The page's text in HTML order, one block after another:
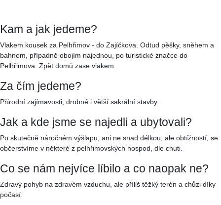
Kam a jak jedeme?
Vlakem kousek za Pelhřimov - do Zajíčkova. Odtud pěšky, sněhem a
bahnem, případně obojím najednou, po turistické značce do
Pelhřimova. Zpět domů zase vlakem.
Za čím jedeme?
Přírodní zajímavosti, drobné i větší sakrální stavby.
Jak a kde jsme se najedli a ubytovali?
Po skutečně náročném výšlapu, ani ne snad délkou, ale obtížností, se
občerstvíme v některé z pelhřimovských hospod, dle chuti.
Co se nám nejvíce líbilo a co naopak ne?
Zdravý pohyb na zdravém vzduchu, ale příliš těžký terén a chůzi díky
počasí.